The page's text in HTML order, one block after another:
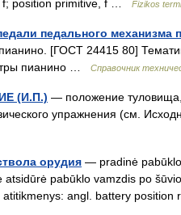
f; position primitive, f …
Fizikos
педального механизма
[ГОСТ 24415 80]
пианино …
Справочник
(И.П.) — положение
упражнения (см.
орудия — pradinė
atsidūrė pabūklo vamzdis po
atitikmenys: angl. battery